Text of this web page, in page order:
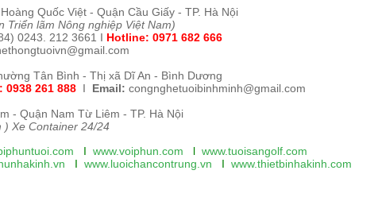
oàng Quốc Việt - Quận Cầu Giấy - TP. Hà Nội
lãm Nông nghiệp Việt Nam)
0243. 212 3661 I Hotline: 0971 682 666
Tân Bình - Thị xã Dĩ An - Bình Dương
0938 261 888 I Email: congnghetuoibinhminh@gmail.com
- Quận Nam Từ Liêm - TP. Hà Nội
) Xe Container 24/24
I www.voiphun.com l www.tuoisangolf. com
I www.luoichancontrung.vn I www.thietbinhakinh.com